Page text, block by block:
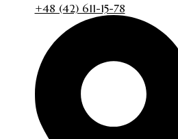
+48 (42) 611-15-78